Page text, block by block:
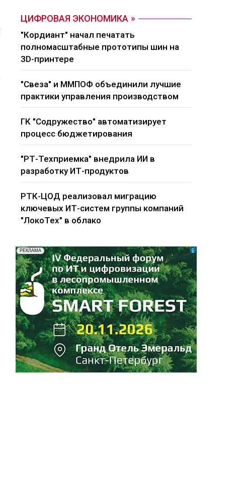
ЦИФРОВАЯ ЭКОНОМИКА
"Кордиант" начал печатать
полномасштабные прототипы шин на
3D-принтере
"Свеза" и ММПОФ объединили лучшие
практики управления производством
ГК "Содружество" автоматизирует
процесс бюджетирования
"РТ-Техприемка" внедрила ИИ в
разработку ИТ-продуктов
РТК-ЦОД реализовал миграцию
ключевых ИТ-систем группы компаний
"ЛокоТех" в облако